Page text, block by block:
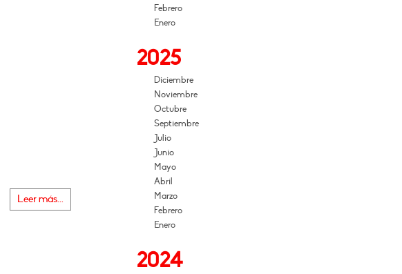
Leer más...
Febrero
Enero
2025
Diciembre
Noviembre
Octubre
Septiembre
Julio
Junio
Mayo
Abril
Marzo
Febrero
Enero
2024